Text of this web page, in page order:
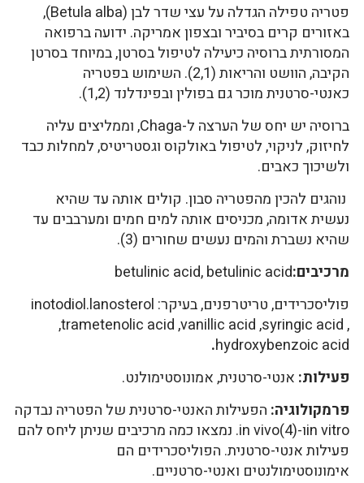
פטריה טפילה הגדלה על עצי שדר לבן (Betula alba),
באזורים קרים בסיביר ובצפון אמריקה. ידועה ברפואה
המסורתית ברוסיה כיעילה לטיפול בסרטן, במיוחד בסרטן
הקיבה, הוושט והריאות (2,1). השימוש בפטריה
כאנטי-סרטנית מוכר גם בפולין ובפינדלנד (1,2).
ברוסיה יש יחס של הערצה ל-Chaga, וממליצים עליה
לחיזוק, לניקוי, לטיפול באולקוס וגסטריטיס, למחלות כבד
ולשיכוך כאבים.
נוהגים להכין מהפטריה סבון. קולים אותה עד שהיא
נעשית אדומה, מכניסים אותה למים חמים ומערבבים עד
שהיא נשברת והמים נעשים שחורים (3).
מרכיבים:betulinic acid, betulinic acid
פוליסכרידים, טריטרפנים, בעיקר: inotodiol.lanosterol
,trametenolic acid ,vanillic acid ,syringic acid ,
hydroxybenzoic acid
.
פעילות: אנטי-סרטנית, אמונוסטימולנט.
פרמקולוגיה: הפעילות האנטי-סרטנית של הפטריה נבדקה
in vitroו-in vivo(4). נמצאו כמה מרכיבים שניתן ליחס להם
פעילות אנטי-סרטנית. הפוליסכרידים הם
אימונוסטימולנטים ואנטי-סרטניים.